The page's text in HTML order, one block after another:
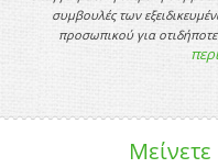
συμβουλές των
προσωπικού για
Μείνετε